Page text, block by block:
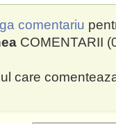
comentariu
COMENTARII
care